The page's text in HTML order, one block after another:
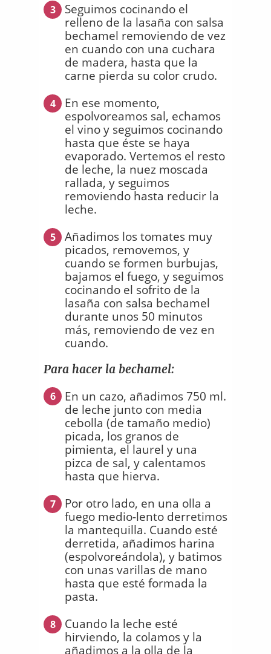
3
Seguimos cocinando el
relleno de la lasaña con salsa
bechamel removiendo de vez
en cuando con una cuchara
de madera, hasta que la
carne pierda su color crudo.
4
En ese momento,
espolvoreamos sal, echamos
el vino y seguimos cocinando
hasta que éste se haya
evaporado. Vertemos el resto
de leche, la nuez moscada
rallada, y seguimos
removiendo hasta reducir la
leche.
5
Añadimos los tomates muy
picados, removemos, y
cuando se formen burbujas,
bajamos el fuego, y seguimos
cocinando el sofrito de la
lasaña con salsa bechamel
durante unos 50 minutos
más, removiendo de vez en
cuando.
Para hacer la bechamel:
6
En un cazo, añadimos 750 ml.
de leche junto con media
cebolla (de tamaño medio)
picada, los granos de
pimienta, el laurel y una
pizca de sal, y calentamos
hasta que hierva.
7
Por otro lado, en una olla a
fuego medio-lento derretimos
la mantequilla. Cuando esté
derretida, añadimos harina
(espolvoreándola), y batimos
con unas varillas de mano
hasta que esté formada la
pasta.
8
Cuando la leche esté
hirviendo, la colamos y la
añadimos a la olla de la